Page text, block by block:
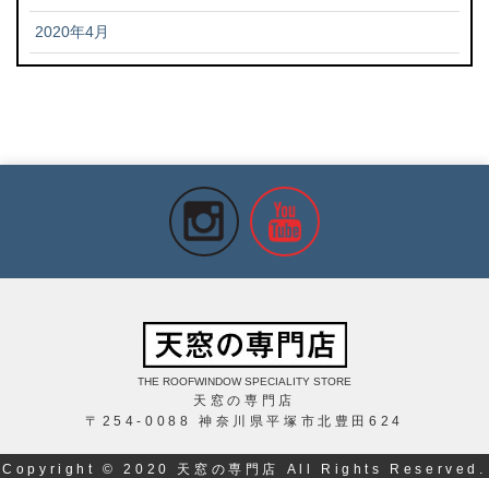
2020年4月
THE ROOFWINDOW SPECIALITY STORE
天窓の専門店
〒254-0088 神奈川県平塚市北豊田624
Copyright © 2020 天窓の専門店 All Rights Reserved.